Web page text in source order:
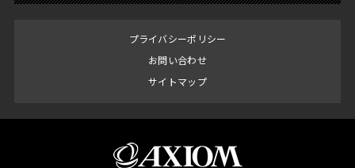
プライバシーポリシー
お問い合わせ
サイトマップ